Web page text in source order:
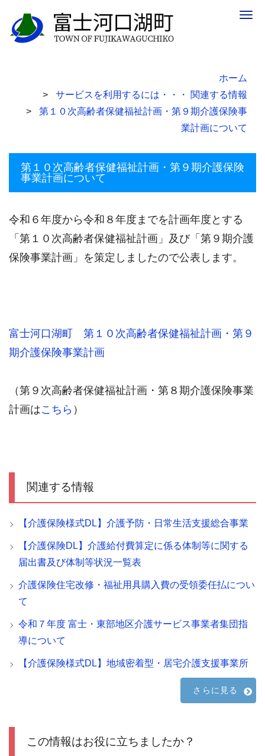
ホーム
サービスを利用するには・・・ 関連する情報
第１０次高齢者保健福祉計画・第９期介護保険事
業計画について
第１０次高齢者保健福祉計画・第９期介護保険
事業計画について
令和６年度から令和８年度までを計画年度とする
「第１０次高齢者保健福祉計画」及び「第９期介護
保険事業計画」を策定しましたので公表します。
富士河口湖町 第１０次高齢者保健福祉計画・第９
期介護保険事業計画
（第９次高齢者保健福祉計画・第８期介護保険事業
計画はこちら ）
関連する情報
【介護保険様式DL】介護予防・日常生活支援総合事業
【介護保険DL】介護給付費算定に係る体制等に関する
届出書及び体制等状況一覧表
介護保険住宅改修・福祉用具購入費の受領委任払につい
て
令和７年度 富士・東部地区介護サービス事業者集団指
導について
【介護保険様式DL】地域密着型・居宅介護支援事業所
さらに見る
この情報はお役に立ちましたか？